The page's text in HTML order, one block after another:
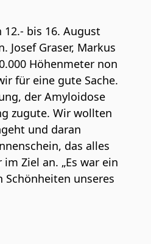
bis 16. August
Josef Graser, Markus
Höhenmeter non
für eine gute Sache.
der Amyloidose
zugute. Wir wollten
und daran
das alles
Ziel an. „Es war ein
unseres